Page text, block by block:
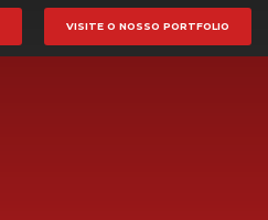
VISITE O NOSSO PORTFOLIO